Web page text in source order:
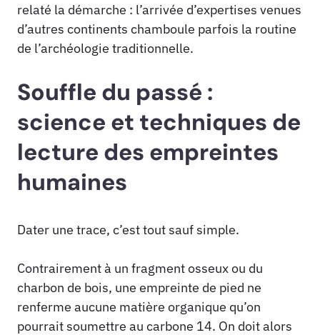
relaté la démarche : l’arrivée d’expertises venues
d’autres continents chamboule parfois la routine
de l’archéologie traditionnelle.
Souffle du passé :
science et techniques de
lecture des empreintes
humaines
Dater une trace, c’est tout sauf simple.
Contrairement à un fragment osseux ou du
charbon de bois, une empreinte de pied ne
renferme aucune matière organique qu’on
pourrait soumettre au carbone 14. On doit alors